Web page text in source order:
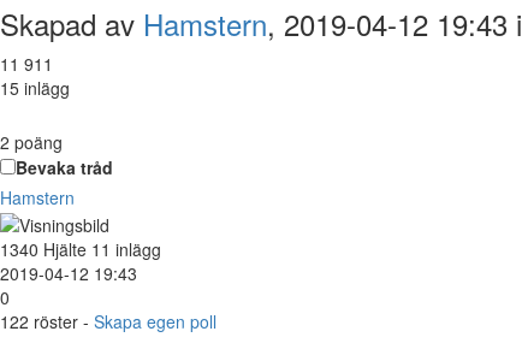
Skapad av Hamstern, 2019-04-12 19:43 i
11 911
15 inlägg
2 poäng
Bevaka tråd
Hamstern
1340 Hjälte 11 inlägg
2019-04-12 19:43
0
122 röster - Skapa egen poll